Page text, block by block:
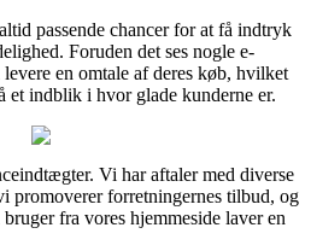
passende chancer for at få indtryk
Foruden det ses nogle e-
en omtale af deres køb, hvilket
et indblik i hvor glade kunderne er.
Vi har aftaler med diverse
promoverer forretningernes tilbud, og
fra vores hjemmeside laver en